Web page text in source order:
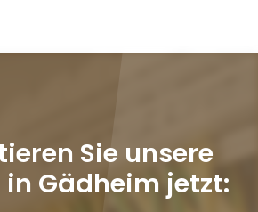
Sie unsere
in Gädheim jetzt: